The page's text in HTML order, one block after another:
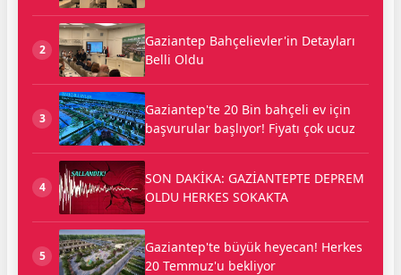
2
Gaziantep Bahçelievler'in Detayları
Belli Oldu
3
Gaziantep'te 20 Bin bahçeli ev için
başvurular başlıyor! Fiyatı çok ucuz
4
SON DAKİKA: GAZİANTEPTE DEPREM
OLDU HERKES SOKAKTA
5
Gaziantep'te büyük heyecan! Herkes
20 Temmuz'u bekliyor